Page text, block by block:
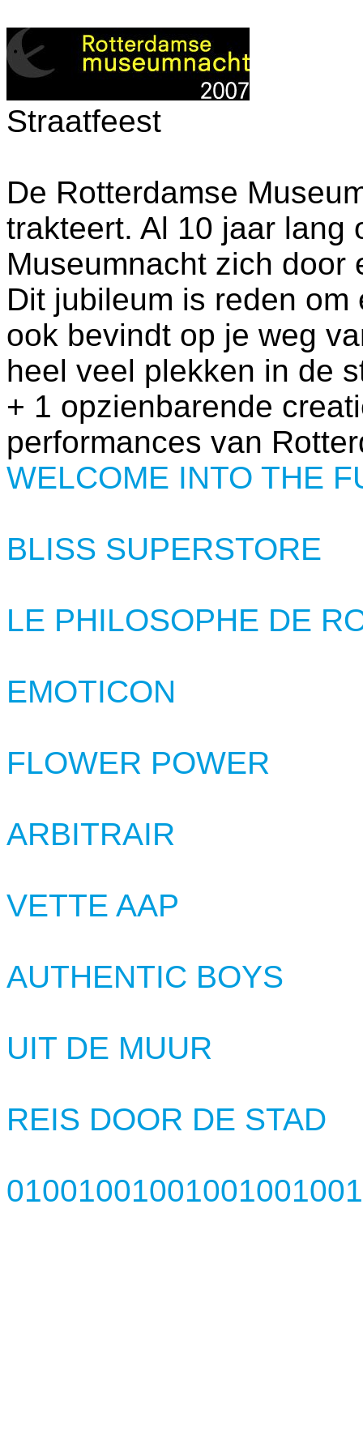
Straatfeest
De Rotterdamse
trakteert. Al 10 jaar lang
Museumnacht zich door
Dit jubileum is reden
ook bevindt op je weg
heel veel plekken in de
+ 1 opzienbarende
performances van
WELCOME INTO THE
BLISS SUPERSTORE
LE PHILOSOPHE DE
EMOTICON
FLOWER POWER
ARBITRAIR
VETTE AAP
AUTHENTIC BOYS
UIT DE MUUR
REIS DOOR DE STAD